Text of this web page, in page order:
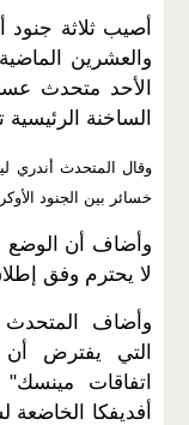
أصيب ثلاثة جنود
والعشرين
الأحد متحدث
الساخنة
خسائر بين الجنود
وأضاف أن الوضع
لا يحترم وفق
وأضاف المتحدث
التي يفترض
اتفاقات
أفديفكا